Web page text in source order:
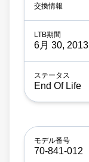
6月 30, 2013
End Of Life
70-841-012